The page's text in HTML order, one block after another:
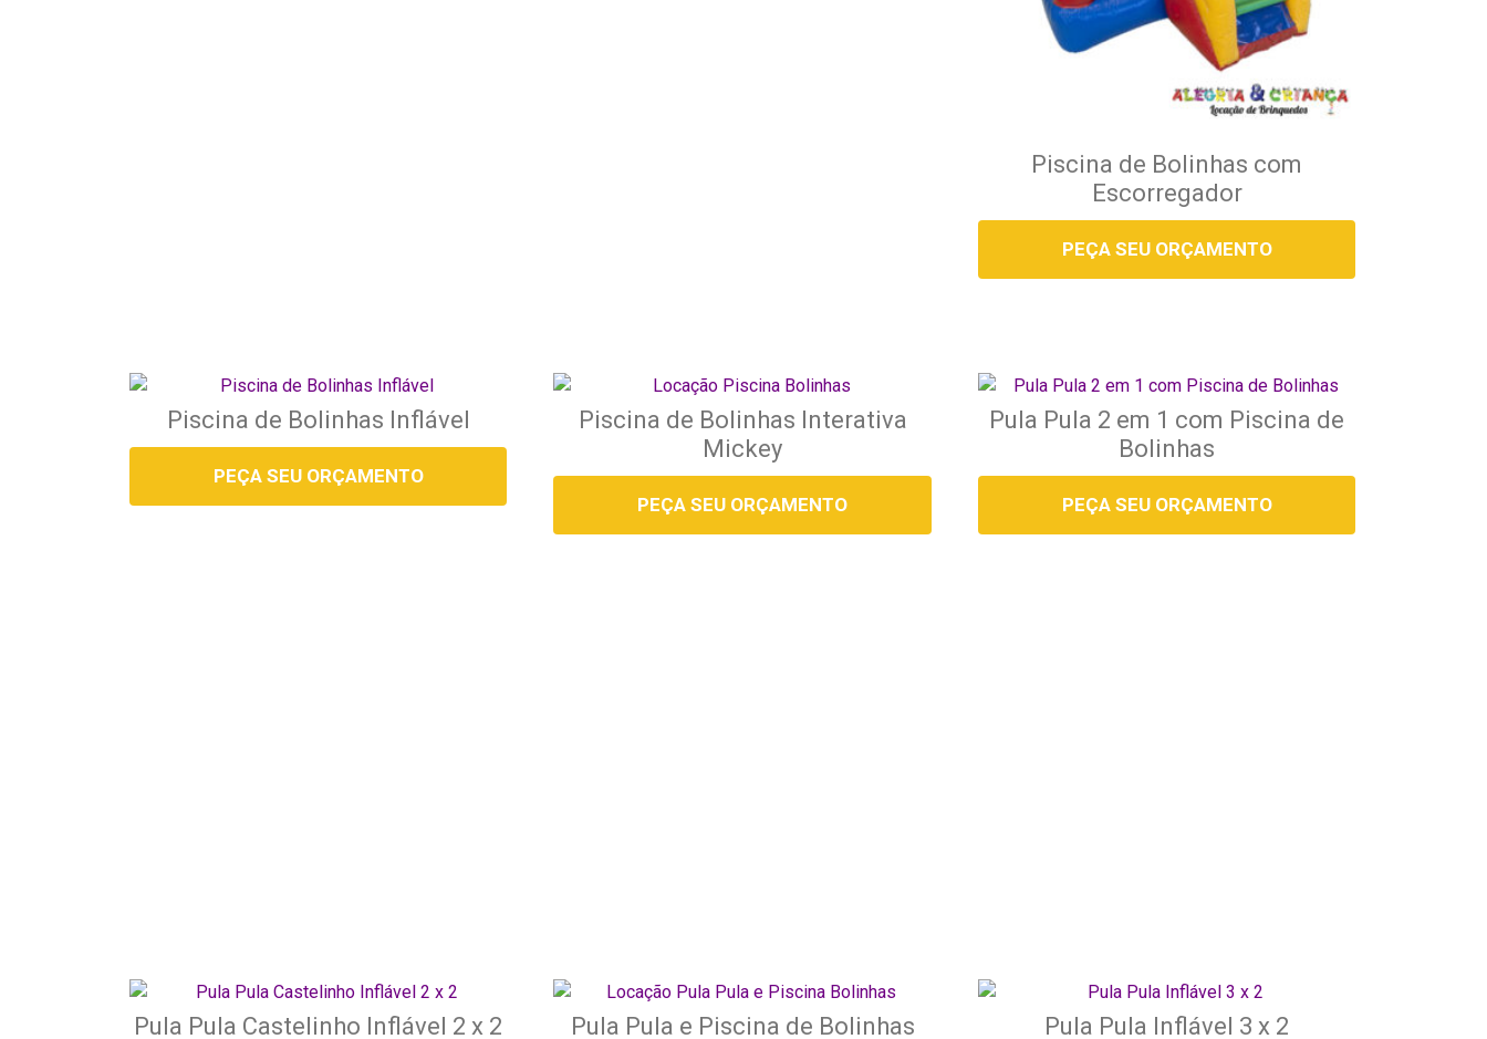
Piscina de Bolinhas com
Escorregador
PEÇA SEU ORÇAMENTO
Piscina de Bolinhas Inflável
PEÇA SEU ORÇAMENTO
Piscina de Bolinhas Interativa
Mickey
PEÇA SEU ORÇAMENTO
Pula Pula 2 em 1 com Piscina de
Bolinhas
PEÇA SEU ORÇAMENTO
Pula Pula Castelinho Inflável 2 x 2 Pula Pula e Piscina de Bolinhas Pula Pula Inflável 3 x 2